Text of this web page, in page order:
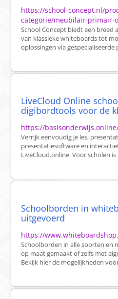
https://school-concept.nl/
categorie/meubilair-primair-
School Concept biedt een
van klassieke whiteboards tot
oplossingen via gespecialiseerde
LiveCloud Online
digibordtools voor de
https://
Verrijk eenvoudig je les,
presentatiesoftware en
LiveCloud.online. Voor scholen
Schoolborden in
uitgevoerd
https://
Schoolborden in alle soorten en
op maat gemaakt of zelfs met
Bekijk hier de mogelijkheden